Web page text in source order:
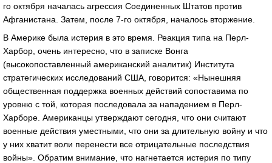
го октября началась агрессия Соединенных Штатов против
Афганистана. Затем, после 7-го октября, началось вторжение.
В Америке была истерия в это время. Реакция типа на Перл-
Харбор, очень интересно, что в записке Вонга
(высокопоставленный американский аналитик) Института
стратегических исследований США, говорится: «Нынешняя
общественная поддержка военных действий сопоставима по
уровню с той, которая последовала за нападением в Перл-
Харборе. Американцы утверждают сегодня, что они считают
военные действия уместными, что они за длительную войну и что
у них хватит воли перенести все отрицательные последствия
войны». Обратим внимание, что нагнетается истерия по типу